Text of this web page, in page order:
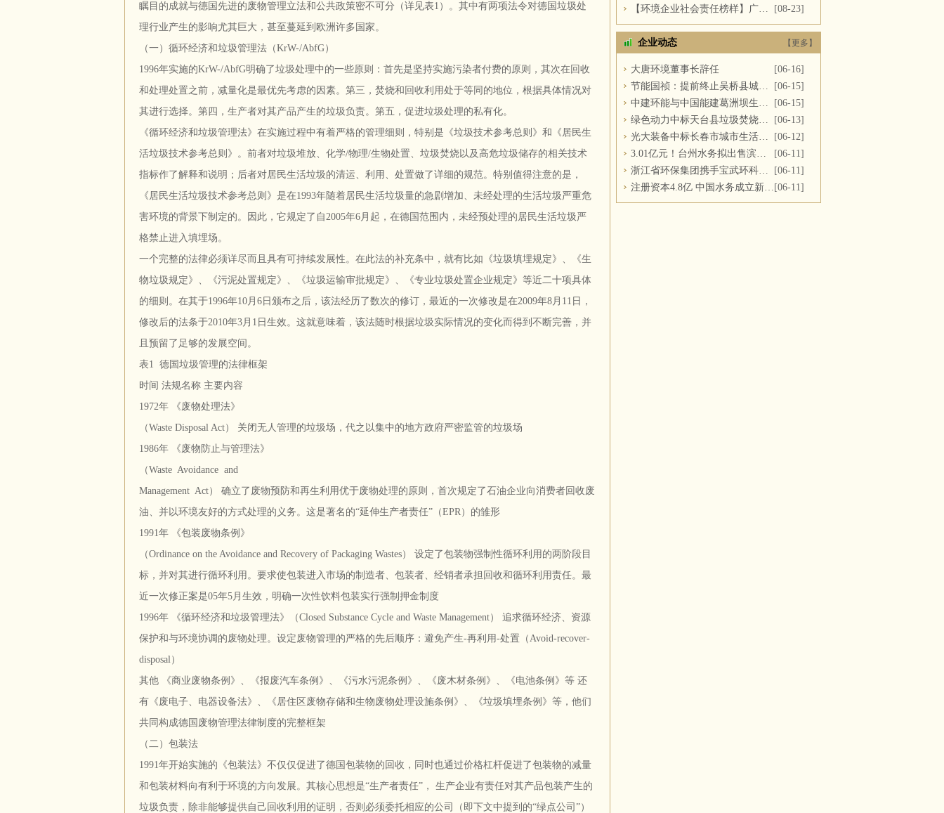
瞩目的成就与德国先进的废物管理立法和公共政策密不可分（详见表1）。其中有两项法令对德国垃圾处
理行业产生的影响尤其巨大，甚至蔓延到欧洲许多国家。
（一）循环经济和垃圾管理法（KrW-/AbfG）
1996年实施的KrW-/AbfG明确了垃圾处理中的一些原则：首先是坚持实施污染者付费的原则，其次在回收
和处理处置之前，减量化是最优先考虑的因素。第三，焚烧和回收利用处于等同的地位，根据具体情况对
其进行选择。第四，生产者对其产品产生的垃圾负责。第五，促进垃圾处理的私有化。
《循环经济和垃圾管理法》在实施过程中有着严格的管理细则，特别是《垃圾技术参考总则》和《居民生
活垃圾技术参考总则》。前者对垃圾堆放、化学/物理/生物处置、垃圾焚烧以及高危垃圾储存的相关技术
指标作了解释和说明；后者对居民生活垃圾的清运、利用、处置做了详细的规范。特别值得注意的是，
《居民生活垃圾技术参考总则》是在1993年随着居民生活垃圾量的急剧增加、未经处理的生活垃圾严重危
害环境的背景下制定的。因此，它规定了自2005年6月起，在德国范围内，未经预处理的居民生活垃圾严
格禁止进入填埋场。
一个完整的法律必须详尽而且具有可持续发展性。在此法的补充条中，就有比如《垃圾填埋规定》、《生
物垃圾规定》、《污泥处置规定》、《垃圾运输审批规定》、《专业垃圾处置企业规定》等近二十项具体
的细则。在其于1996年10月6日颁布之后，该法经历了数次的修订，最近的一次修改是在2009年8月11日，
修改后的法条于2010年3月1日生效。这就意味着，该法随时根据垃圾实际情况的变化而得到不断完善，并
且预留了足够的发展空间。
表1 德国垃圾管理的法律框架
时间 法规名称 主要内容
1972年 《废物处理法》
（Waste Disposal Act） 关闭无人管理的垃圾场，代之以集中的地方政府严密监管的垃圾场
1986年 《废物防止与管理法》
（Waste Avoidance and
Management Act） 确立了废物预防和再生利用优于废物处理的原则，首次规定了石油企业向消费者回收废
油、并以环境友好的方式处理的义务。这是著名的“延伸生产者责任”（EPR）的雏形
1991年 《包装废物条例》
（Ordinance on the Avoidance and Recovery of Packaging Wastes） 设定了包装物强制性循环利用的两阶段目
标，并对其进行循环利用。要求使包装进入市场的制造者、包装者、经销者承担回收和循环利用责任。最
近一次修正案是05年5月生效，明确一次性饮料包装实行强制押金制度
1996年 《循环经济和垃圾管理法》（Closed Substance Cycle and Waste Management） 追求循环经济、资源
保护和与环境协调的废物处理。设定废物管理的严格的先后顺序：避免产生-再利用-处置（Avoid-recover-
disposal）
其他 《商业废物条例》、《报废汽车条例》、《污水污泥条例》、《废木材条例》、《电池条例》等 还
有《废电子、电器设备法》、《居住区废物存储和生物废物处理设施条例》、《垃圾填埋条例》等，他们
共同构成德国废物管理法律制度的完整框架
（二）包装法
1991年开始实施的《包装法》不仅仅促进了德国包装物的回收，同时也通过价格杠杆促进了包装物的减量
和包装材料向有利于环境的方向发展。其核心思想是“生产者责任”， 生产企业有责任对其产品包装产生的
垃圾负责，除非能够提供自己回收利用的证明，否则必须委托相应的公司（即下文中提到的“绿点公司”）
【环境企业社会责任榜样】广西碧清源环保投资有限公司
[08-23]
企业动态 【更多】
大唐环境董事长辞任
[06-16]
节能国祯：提前终止吴桥县城区污水处理厂PPP项目合同
[06-15]
中建环能与中国能建葛洲坝生态环保公司开展座谈交流
[06-15]
绿色动力中标天台县垃圾焚烧及飞灰填埋场运维服务
[06-13]
光大装备中标长春市城市生活垃圾处理中心渗滤液系统更新改造项目
[06-12]
3.01亿元！台州水务拟出售滨海水务全部股权
[06-11]
浙江省环保集团携手宝武环科签署战略合作协议
[06-11]
注册资本4.8亿 中国水务成立新公司 [06-11]